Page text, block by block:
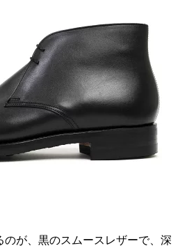
が、黒のスムースレザーで、深